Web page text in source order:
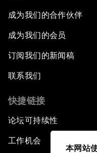
本网站
成为我们的合作伙伴
成为我们的会员
订阅我们的新闻稿
联系我们
快捷链接
论坛可持续性
工作机会